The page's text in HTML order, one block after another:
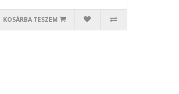
KOSÁRBA TESZEM